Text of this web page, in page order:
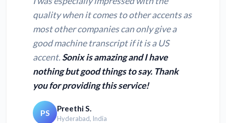
quality when it comes to other accents as
most other companies can only give a
good machine transcript if it is a US
accent. Sonix is amazing and I have
nothing but good things to say. Thank
you for providing this service!
PS Preethi S.
Hyderabad, India